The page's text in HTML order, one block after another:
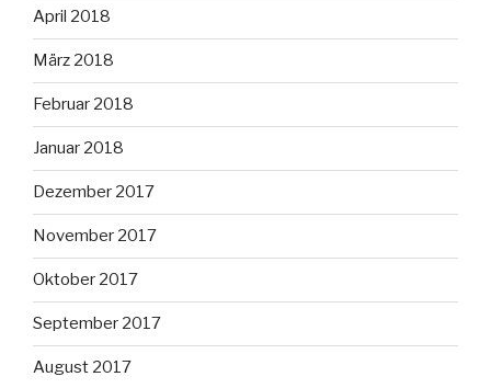
April 2018
März 2018
Februar 2018
Januar 2018
Dezember 2017
November 2017
Oktober 2017
September 2017
August 2017